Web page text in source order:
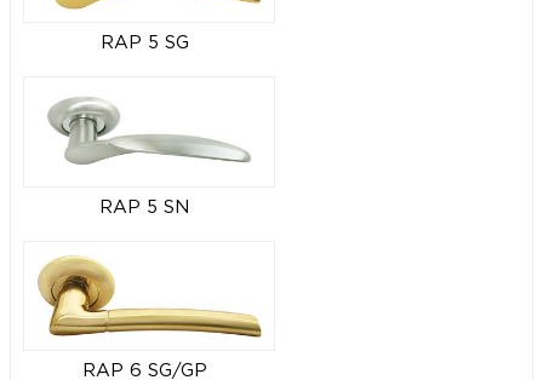
RAP 5 SG
RAP 5 SN
RAP 6 SG/GP